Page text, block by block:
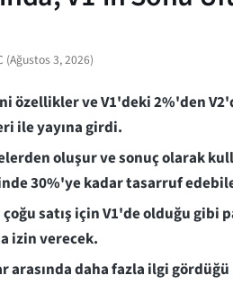
(Ağustos 3, 2026)
özellikler ve V1'deki 2%'den
ile yayına girdi.
oluşur ve sonuç olarak
30%'ye kadar tasarruf
çoğu satış için V1'de olduğu gibi
izin verecek.
arasında daha fazla ilgi